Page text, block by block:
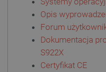
Opis
Forum
Dokumentacja
S922X
Certyfikat CE